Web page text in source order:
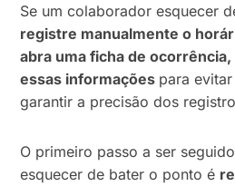
Se um colaborador esquecer
registre manualmente o
abra uma ficha de ocorrência,
essas informações para
garantir a precisão dos
O primeiro passo a ser
esquecer de bater o ponto é